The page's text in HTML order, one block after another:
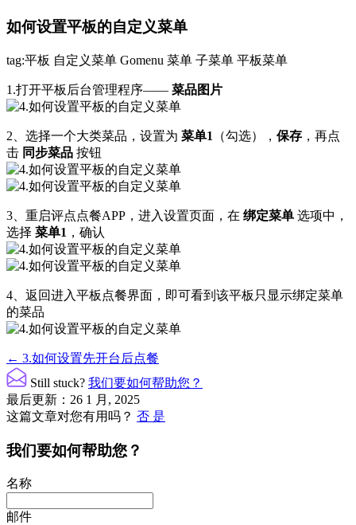
如何设置平板的自定义菜单
tag:平板 自定义菜单 Gomenu 菜单 子菜单 平板菜单
1.打开平板后台管理程序—— 菜品图片
2、选择一个大类菜品，设置为 菜单1 （勾选）， 保存 ，再点
击 同步菜品 按钮
3、重启评点点餐APP，进入设置页面，在 绑定菜单 选项中，
选择 菜单1 ，确认
4、返回进入平板点餐界面，即可看到该平板只显示绑定菜单
的菜品
文
档
导
航
← 3.如何设置先开台后点餐
Still stuck? 我们要如何帮助您？
最后更新：26 1 月, 2025
这篇文章对您有用吗？ 否 是
我们要如何帮助您？
名称
邮件